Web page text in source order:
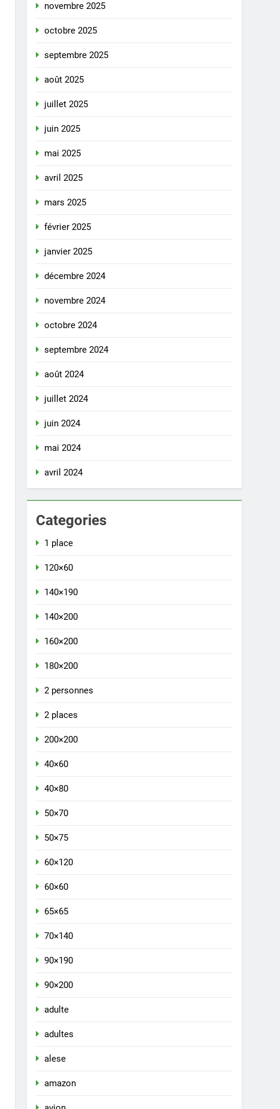
novembre 2025
octobre 2025
septembre 2025
août 2025
juillet 2025
juin 2025
mai 2025
avril 2025
mars 2025
février 2025
janvier 2025
décembre 2024
novembre 2024
octobre 2024
septembre 2024
août 2024
juillet 2024
juin 2024
mai 2024
avril 2024
Categories
1 place
120×60
140×190
140×200
160×200
180×200
2 personnes
2 places
200×200
40×60
40×80
50×70
50×75
60×120
60×60
65×65
70×140
90×190
90×200
adulte
adultes
alese
amazon